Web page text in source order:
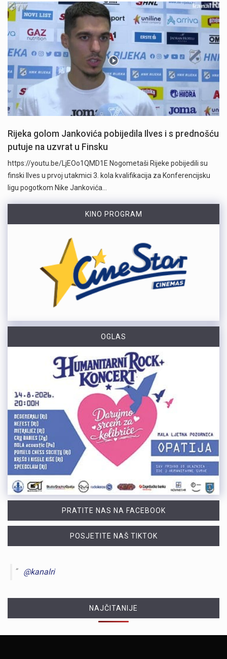
Rijeka golom Jankovića pobijedila Ilves i s prednošću
putuje na uzvrat u Finsku
https://youtu.be/LjEOo1QMD1E Nogometaši Rijeke pobijedili su
finski Ilves u prvoj utakmici 3. kola kvalifikacija za Konferencijsku
ligu pogotkom Nike Jankovića…
KINO PROGRAM
OGLAS
PRATITE NAS NA FACEBOOK
POSJETITE NAŠ TIKTOK
@kanalri
NAJČITANIJE